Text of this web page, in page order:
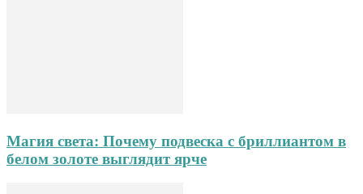
Магия света: Почему подвеска с бриллиантом в
белом золоте выглядит ярче